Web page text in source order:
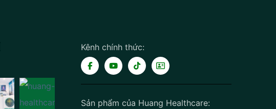
Kênh chính thức:
Sản phẩm của Huang Healthcare: